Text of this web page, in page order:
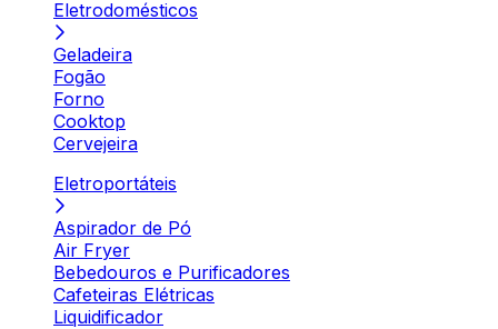
Eletrodomésticos
Geladeira
Fogão
Forno
Cooktop
Cervejeira
Eletroportáteis
Aspirador de Pó
Air Fryer
Bebedouros e Purificadores
Cafeteiras Elétricas
Liquidificador